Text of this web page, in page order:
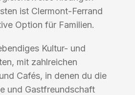
ist Clermont-Ferrand
Option für Familien.
Kultur- und
mit zahlreichen
Cafés, in denen du die
und Gastfreundschaft